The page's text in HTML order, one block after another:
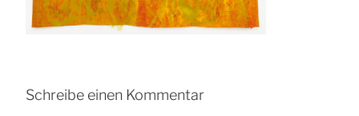
Schreibe einen Kommentar